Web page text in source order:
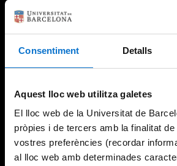
Consentiment Detalls
Aquest lloc web utilitza galetes
El lloc web de la Universitat de
pròpies i de tercers amb la finalitat
vostres preferències (recordar
al lloc web amb determinades